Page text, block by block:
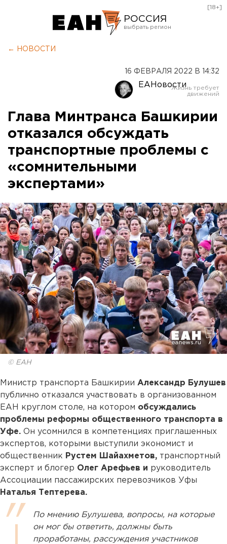
РОССИЯ
Оренбург
[18+]
← НОВОСТИ
16 ФЕВРАЛЯ 2022 В 14:32
ЕАНовости
Глава Минтранса Башкирии
отказался обсуждать
транспортные проблемы с
«сомнительными
экспертами»
© ЕАН
Министр транспорта Башкирии Александр Булушев
публично отказался участвовать в организованном
ЕАН круглом столе, на котором обсуждались
проблемы реформы общественного транспорта в
Уфе. Он усомнился в компетенциях приглашенных
экспертов, которыми выступили экономист и
общественник Рустем Шайахметов, транспортный
эксперт и блогер Олег Арефьев и руководитель
Ассоциации пассажирских перевозчиков Уфы
Наталья Тептерева.
По мнению Булушева, вопросы, на которые
он мог бы ответить, должны быть
проработаны, рассуждения участников